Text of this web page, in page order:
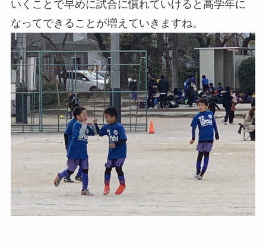
いくことで早めに試合に慣れていけると高学年に
なってできることが増えていきますね。